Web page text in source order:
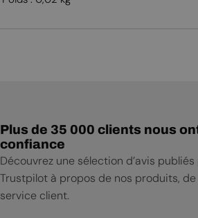
Plus de 35 000 clients nous
confiance
Découvrez une sélection d’avis
Trustpilot à propos de nos produits,
service client.